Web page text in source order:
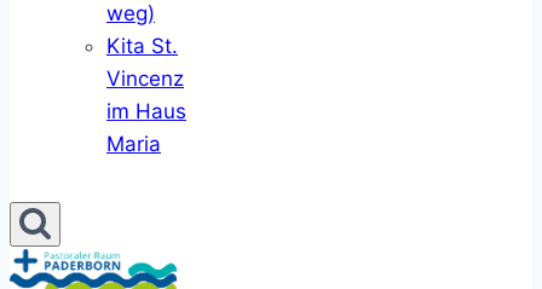
weg)
Kita St.
Vincenz
im Haus
Maria